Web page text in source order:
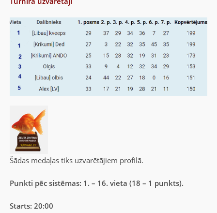
Šādas medaļas tiks uzvarētājiem profilā.
Punkti pēc sistēmas: 1. – 16. vieta (18 – 1 punkts).
Starts: 20:00